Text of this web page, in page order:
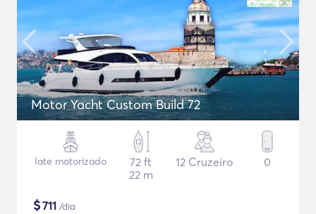
Motor Yacht Custom Build 72
Iate motorizado
72 ft
22 m
12 Cruzeiro 0
$711 /dia